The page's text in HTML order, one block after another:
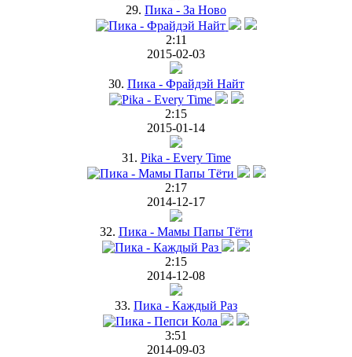
29. Пика - За Ново
2:11
2015-02-03
30. Пика - Фрайдэй Найт
2:15
2015-01-14
31. Pika - Every Time
2:17
2014-12-17
32. Пика - Мамы Папы Тёти
2:15
2014-12-08
33. Пика - Каждый Раз
3:51
2014-09-03